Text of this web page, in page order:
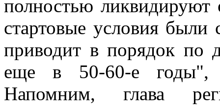
полностью ликвидируют
стартовые условия
приводит в порядок по
еще в 50-60-е годы",
Напомним, глава